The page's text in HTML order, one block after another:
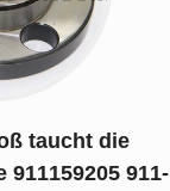
taucht die
911159205 911-